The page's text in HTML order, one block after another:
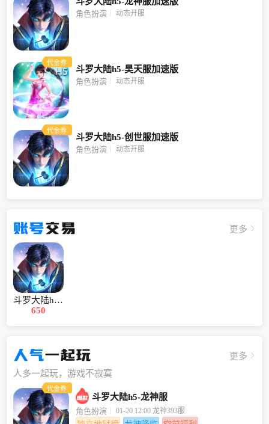
角色扮演 动态开服
代金券
斗罗大陆h5-昊天服加速版
角色扮演 动态开服
代金券
斗罗大陆h5-创世服加速版
角色扮演 动态开服
账号交易 更多
斗罗大陆h5-龙神服
650
人气一起玩
更多
人多一起玩，游戏不寂寞
代金券
斗罗大陆h5-龙神服
角色扮演 01-20 12:00 龙神393服